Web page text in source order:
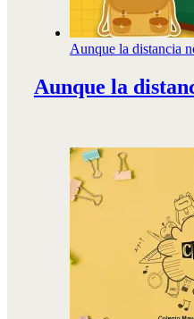
Aunque la distancia
Aunque la